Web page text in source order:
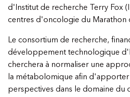
d'Institut de recherche Terry Fox
centres d'oncologie du Marathon
Le consortium de recherche,
développement technologique
cherchera à normaliser une
la métabolomique afin
perspectives dans le domaine du